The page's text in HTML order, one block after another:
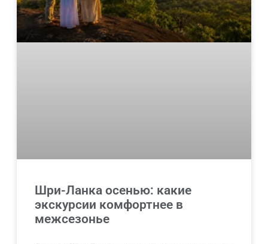
Шри-Ланка осенью: какие
экскурсии комфортнее в
межсезонье